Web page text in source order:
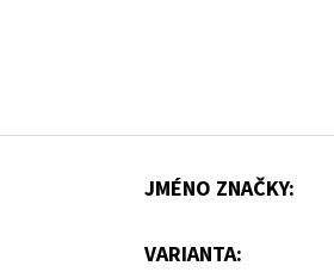
JMÉNO ZNAČKY:
VARIANTA: